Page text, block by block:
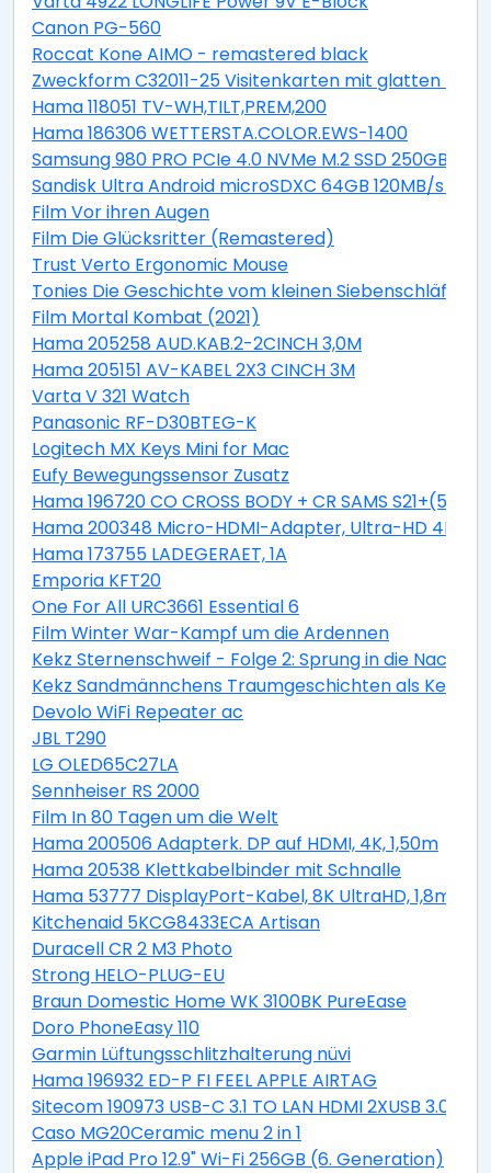
Canon PG-560
Roccat Kone AIMO - remastered black
Zweckform C32011-25 Visitenkarten mit glatten
Hama 118051 TV-WH,TILT,PREM,200
Hama 186306 WETTERSTA.COLOR.EWS-1400
Samsung 980 PRO PCIe 4.0 NVMe M.2 SSD 250GB
Sandisk Ultra Android microSDXC 64GB 120MB/s +
Film Vor ihren Augen
Film Die Glücksritter (Remastered)
Trust Verto Ergonomic Mouse
Tonies Die Geschichte vom kleinen Siebenschläfer,
Film Mortal Kombat (2021)
Hama 205258 AUD.KAB.2-2CINCH 3,0M
Hama 205151 AV-KABEL 2X3 CINCH 3M
Varta V 321 Watch
Panasonic RF-D30BTEG-K
Logitech MX Keys Mini for Mac
Eufy Bewegungssensor Zusatz
Hama 196720 CO CROSS BODY + CR SAMS S21+(5G)
Hama 200348 Micro-HDMI-Adapter, Ultra-HD 4K
Hama 173755 LADEGERAET, 1A
Emporia KFT20
One For All URC3661 Essential 6
Film Winter War-Kampf um die Ardennen
Kekz Sternenschweif - Folge 2: Sprung in die Nacht
Kekz Sandmännchens Traumgeschichten als Kekz
Devolo WiFi Repeater ac
JBL T290
LG OLED65C27LA
Sennheiser RS 2000
Film In 80 Tagen um die Welt
Hama 200506 Adapterk. DP auf HDMI, 4K, 1,50m
Hama 20538 Klettkabelbinder mit Schnalle
Hama 53777 DisplayPort-Kabel, 8K UltraHD, 1,8m
Kitchenaid 5KCG8433ECA Artisan
Duracell CR 2 M3 Photo
Strong HELO-PLUG-EU
Braun Domestic Home WK 3100BK PureEase
Doro PhoneEasy 110
Garmin Lüftungsschlitzhalterung nüvi
Hama 196932 ED-P FI FEEL APPLE AIRTAG
Sitecom 190973 USB-C 3.1 TO LAN HDMI 2XUSB 3.0 PD
Caso MG20Ceramic menu 2 in 1
Apple iPad Pro 12.9" Wi-Fi 256GB (6. Generation)